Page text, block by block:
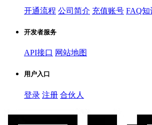
开通流程 公司简介 充值账号 FAQ知
开发者服务
API接口 网站地图
用户入口
登录 注册 合伙人